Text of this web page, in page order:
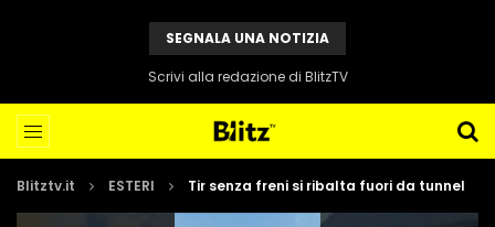
SEGNALA UNA NOTIZIA
Scrivi alla redazione di BlitzTV
Blitztv.it ESTERI Tir senza freni si ribalta fuori da tunnel